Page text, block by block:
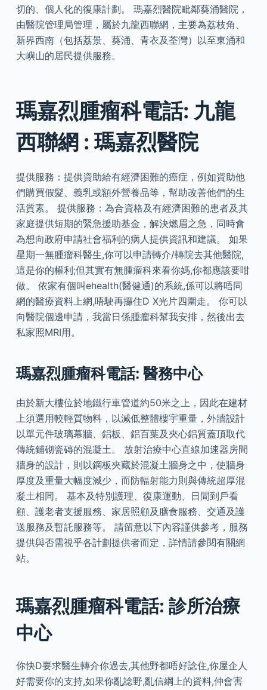
切的、個人化的復康計劃。 瑪嘉烈醫院毗鄰葵涌醫院，
由醫院管理局管理，屬於九龍西聯網，主要為荔枝角、
新界西南（包括荔景、葵涌、青衣及荃灣）以至東涌和
大嶼山的居民提供服務。
瑪嘉烈腫瘤科電話: 九龍
西聯網 : 瑪嘉烈醫院
提供服務：提供資助給有經濟困難的癌症，例如資助他
們購買假髮、義乳或額外營養品等，幫助改善他們的生
活質素。 提供服務：為合資格及有經濟困難的患者及其
家庭提供短期的緊急援助基金，解決燃眉之急，同時會
為想向政府申請社會福利的病人提供資訊和建議。 如果
星期一無腫瘤科醫生,你可以申請轉介/轉院去其他醫院,
這是你的權利;但其實有無腫瘤科來看你媽,你都應該要咁
做。 依家有個叫ehealth(醫健通)的系統,係可以將唔同
網的醫療資料上網,唔駛再攞住D X光片四圍走。 你可以
向醫院個邊申請，我當日係腫瘤科幫我安排，然後出去
私家照MRI用。
瑪嘉烈腫瘤科電話: 醫務中心
由於新大樓位於地鐵行車管道約50米之上，因此在建材
上須選用較輕質物料，以減低整體樓宇重量，外牆設計
以單元件玻璃幕牆、鋁板、鋁百葉及夾心鋁質蓋頂取代
傳統鋪砌瓷磚的混凝土。 放射治療中心直線加速器房間
牆身的設計，則以鋼板夾藏於混凝土牆身之中，使牆身
厚度及重量大幅度減少，而防輻射能力則與傳統超厚混
凝土相同。 基本及特別護理、復康運動、日間到戶看
顧、護老者支援服務、家居照顧及膳食服務、交通及護
送服務及暫託服務等。 請留意以下內容謹供參考，服務
提供與否需視乎各計劃提供者而定，詳情請參閱有關網
站。
瑪嘉烈腫瘤科電話: 診所治療
中心
你快D要求醫生轉介你過去,其他野都唔好諗住,你屋企人
好需要你的支持,如果你亂諗野,亂信綱上的資料,仲會害